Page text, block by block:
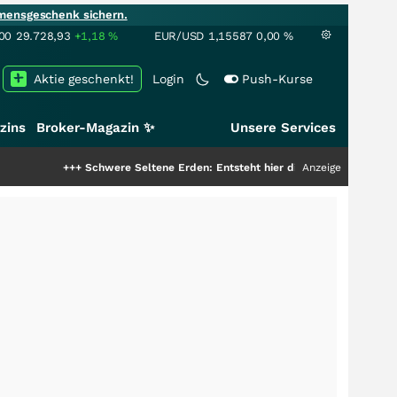
sichern.
29.728,93 +1,18% EUR/USD 1,15587 0,00 %
Login Push-Kurse
Aktie geschenkt!
Broker-Magazin ✨ Unsere Services
Schwere Seltene Erden: Entsteht hier die nächste Milliardenstory?
Anzeige